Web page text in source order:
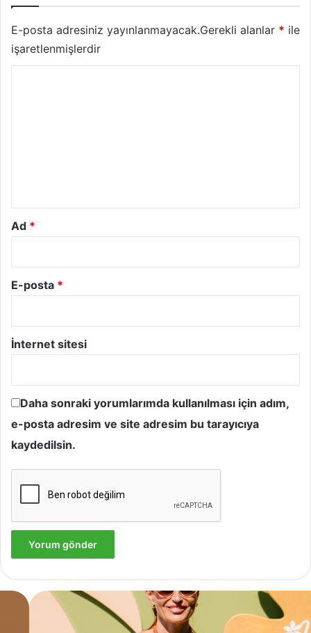
E-posta adresiniz yayınlanmayacak.Gerekli alanlar * ile
işaretlenmişlerdir
Ad *
E-posta *
İnternet sitesi
Daha sonraki yorumlarımda kullanılması için adım,
e-posta adresim ve site adresim bu tarayıcıya
kaydedilsin.
Yves
Rocher,